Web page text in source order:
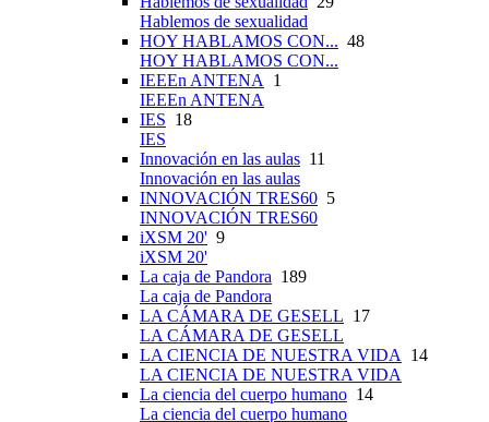
Hablemos de sexualidad
HOY HABLAMOS CON... 48
HOY HABLAMOS CON...
IEEEn ANTENA
1
IEEEn ANTENA
IES 18
IES
Innovación en las aulas 11
Innovación en las aulas
INNOVACIÓN TRES60 5
INNOVACIÓN TRES60
iXSM 20' 9
iXSM 20'
La caja de Pandora 189
La caja de Pandora
LA CÁMARA DE GESELL 17
LA CÁMARA DE GESELL
LA CIENCIA DE NUESTRA VIDA
14
LA CIENCIA DE NUESTRA VIDA
La ciencia del cuerpo humano 14
La ciencia del cuerpo humano